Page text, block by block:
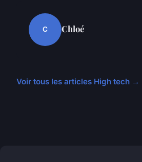
C Chloé
Voir tous les articles High tech →